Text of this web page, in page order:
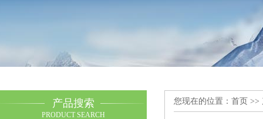
产品搜索
PRODUCT SEARCH
您现在的位置： 首页 >>